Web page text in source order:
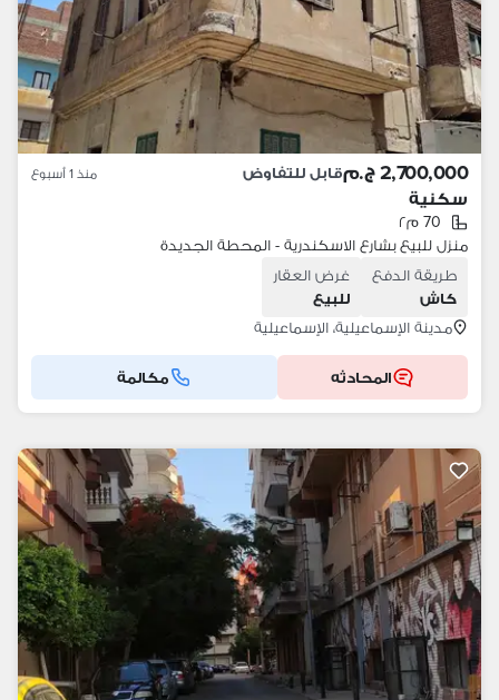
2,700,000 ج.م قابل للتفاوض منذ 1 أسبوع
سكنية
70 م٢
منزل للبيع بشارع الاسكندرية - المحطة الجديدة
طريقة الدفع
كاش
غرض العقار
للبيع
مدينة الإسماعيلية، الإسماعيلية
المحادثه مكالمة